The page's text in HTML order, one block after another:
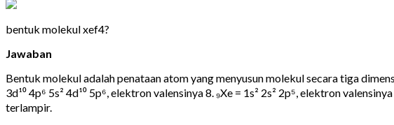
bentuk molekul xef4?
Jawaban
Bentuk molekul adalah penataan atom yang menyusun molekul secara tiga
3d¹⁰ 4p⁶ 5s² 4d¹⁰ 5p⁶, elektron valensinya 8. ₉Xe = 1s² 2s² 2p⁵, elektron
terlampir.